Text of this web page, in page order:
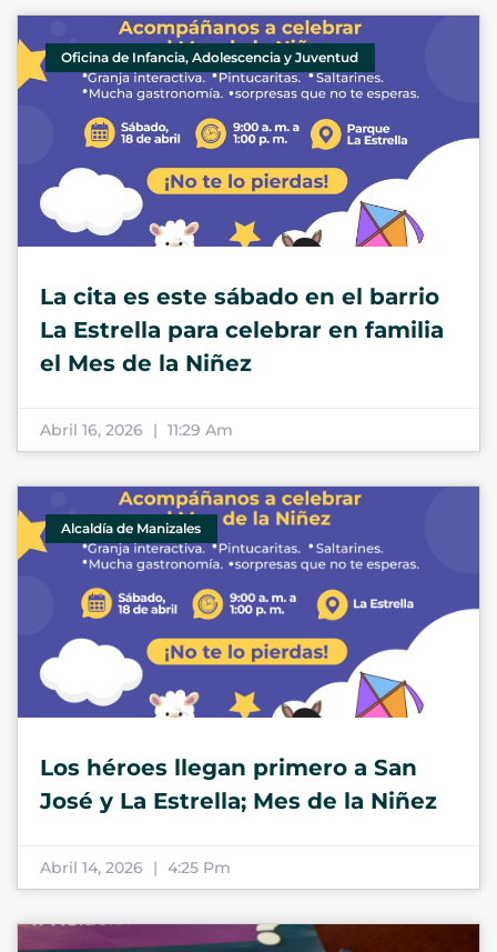
Oficina de Infancia, Adolescencia y Juventud
La cita es este sábado en el barrio
La Estrella para celebrar en familia
el Mes de la Niñez
Abril 16, 2026 11:29 Am
Alcaldía de Manizales
Los héroes llegan primero a San
José y La Estrella; Mes de la Niñez
Abril 14, 2026 4:25 Pm